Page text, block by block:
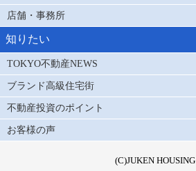
店舗・事務所
知りたい
TOKYO不動産NEWS
ブランド高級住宅街
不動産投資のポイント
お客様の声
(C)JUKEN HOUSING